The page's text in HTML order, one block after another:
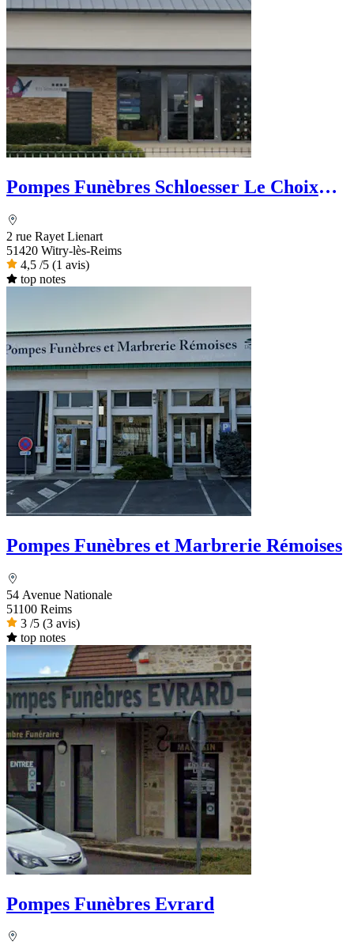
Pompes Funèbres Schloesser Le Choix
2 rue Rayet Lienart
51420 Witry-lès-Reims
4,5 /5 (1 avis)
top notes
Pompes Funèbres et Marbrerie Rémoises
54 Avenue Nationale
51100 Reims
3 /5 (3 avis)
top notes
Pompes Funèbres Evrard